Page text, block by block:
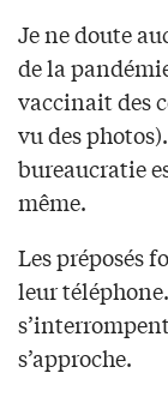
Je ne doute
de la
vaccinait des
vu des
bureaucratie
même.
Les préposés
leur
s’approche.